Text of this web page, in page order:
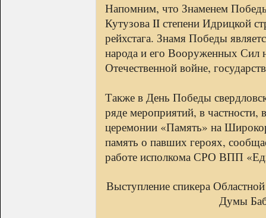
Напомним, что Знаменем
Кутузова II степени Идрицкой
рейхстага. Знамя Победы
народа и его Вооруженных Сил
Отечественной войне,
Также в День Победы
ряде мероприятий, в частности,
церемонии «Память» на
память о павших героях,
работе исполкома СРО ВПП
Выступление спикера
Думы